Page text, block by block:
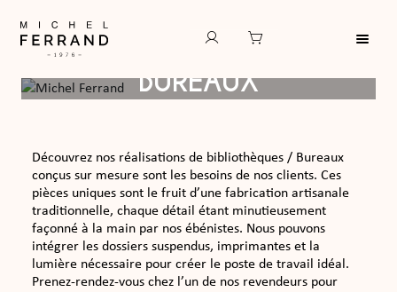
LES BIBLIOTHÈQUES-
BUREAUX
Découvrez nos réalisations de bibliothèques / Bureaux
conçus sur mesure sont les besoins de nos clients. Ces
pièces uniques sont le fruit d’une fabrication artisanale
traditionnelle, chaque détail étant minutieusement
façonné à la main par nos ébénistes. Nous pouvons
intégrer les dossiers suspendus, imprimantes et la
lumière nécessaire pour créer le poste de travail idéal.
Prenez-rendez-vous chez l’un de nos revendeurs pour